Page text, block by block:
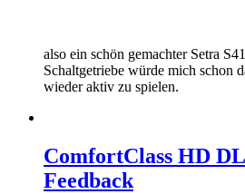
also ein schön gemachter Setra
Schaltgetriebe würde mich schon
wieder aktiv zu spielen.
ComfortClass HD
Feedback